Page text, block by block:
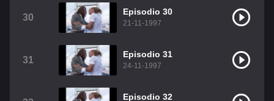
30
Episodio 30
21-11-1997
31
Episodio 31
24-11-1997
Episodio 32